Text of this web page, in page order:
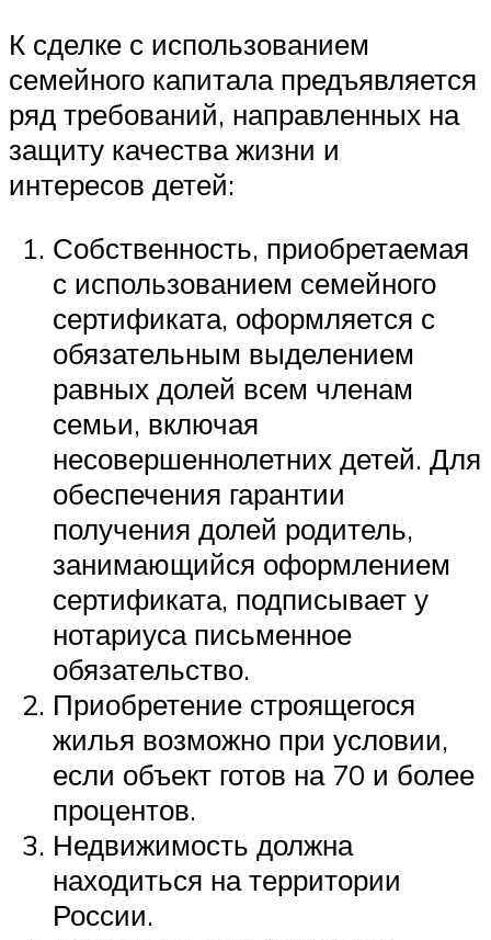
К сделке с использованием
семейного капитала предъявляется
ряд требований, направленных на
защиту качества жизни и
интересов детей:
Собственность, приобретаемая
с использованием семейного
сертификата, оформляется с
обязательным выделением
равных долей всем членам
семьи, включая
несовершеннолетних детей. Для
обеспечения гарантии
получения долей родитель,
занимающийся оформлением
сертификата, подписывает у
нотариуса письменное
обязательство.
Приобретение строящегося
жилья возможно при условии,
если объект готов на 70 и более
процентов.
Недвижимость должна
находиться на территории
России.